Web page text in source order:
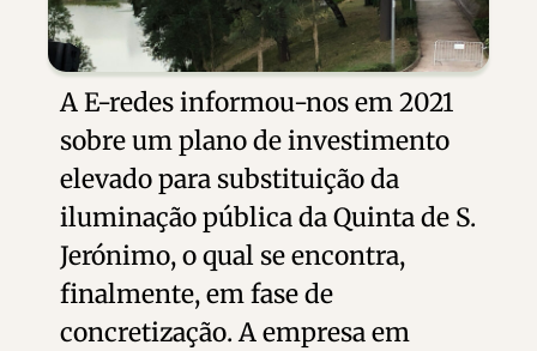
A E-redes informou-nos em 2021
sobre um plano de investimento
elevado para substituição da
iluminação pública da Quinta de S.
Jerónimo, o qual se encontra,
finalmente, em fase de
concretização. A empresa em